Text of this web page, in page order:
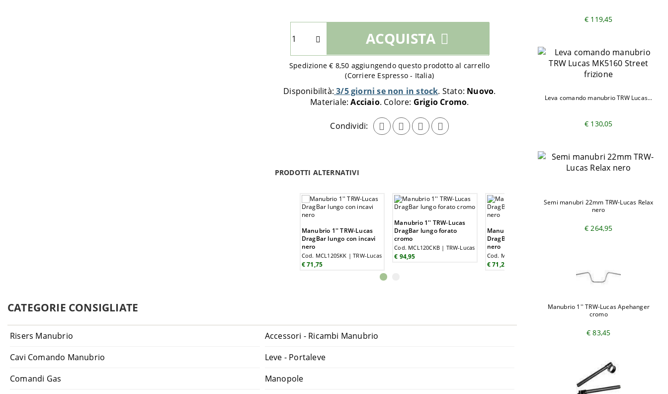
Disponibilità: 3/5 giorni se non in stock Stato: Nuovo
Materiale:Acciaio Colore: Grigio Cromo
Condividi:
quantità
aggiungere
al
ACQUISTA
Spedizione € 8,50 aggiungendo questo prodotto al carrello
(Corriere Espresso - Italia)
PRODOTTI ALTERNATIVI
Manubrio 1'' TRW-Lucas
DragBar lungo con incavi
nero
Cod. MCL120SKK | TRW-Lucas
€ 71,75
Manubrio 1'' TRW-Lucas
DragBar lungo forato
cromo
Cod. MCL120CKB | TRW-Lucas
€ 94,95
Manubrio 1'' TRW-Lucas
DragBar medio con incavi
nero
Cod. MCL123SKK | TRW-Lucas
€ 71,25
CATEGORIE CONSIGLIATE
Risers Manubrio
Accessori - Ricambi Manubrio
Cavi Comando Manubrio
Leve - Portaleve
Comandi Gas
Manopole
€ 119,45
Leva comando manubrio TRW Lucas...
€ 130,05
Semi manubri 22mm TRW-Lucas Relax
nero
€ 264,95
Manubrio 1'' TRW-Lucas Apehanger
cromo
€ 83,45